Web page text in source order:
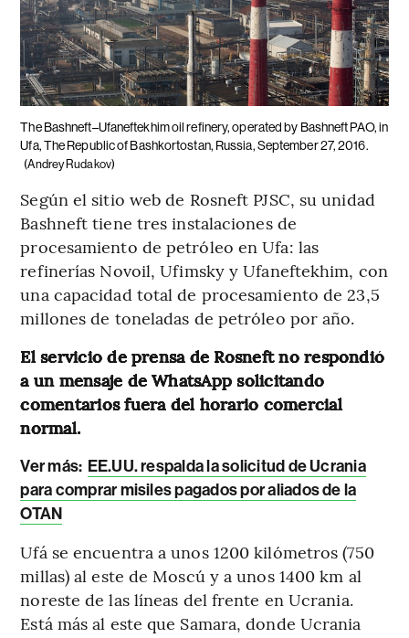
The Bashneft–Ufaneftekhim oil refinery, operated by Bashneft PAO, in
Ufa, The Republic of Bashkortostan, Russia, September 27, 2016.
(Andrey Rudakov)
Según el sitio web de Rosneft PJSC, su unidad
Bashneft tiene tres instalaciones de
procesamiento de petróleo en Ufa: las
refinerías Novoil, Ufimsky y Ufaneftekhim, con
una capacidad total de procesamiento de 23,5
millones de toneladas de petróleo por año.
El servicio de prensa de Rosneft no respondió
a un mensaje de WhatsApp solicitando
comentarios fuera del horario comercial
normal.
Ver más: EE.UU. respalda la solicitud de Ucrania
para comprar misiles pagados por aliados de la
OTAN
Ufá se encuentra a unos 1200 kilómetros (750
millas) al este de Moscú y a unos 1400 km al
noreste de las líneas del frente en Ucrania.
Está más al este que Samara, donde Ucrania